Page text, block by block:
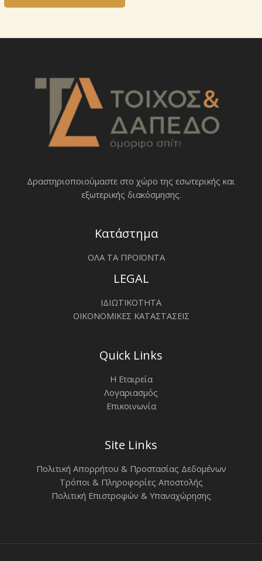
Δραστηριοποιoύμαστε στο χώρο της εσωτερικής και
εξωτερικής διακόσμησης.
Κατάστημα
ΟΛΑ ΤΑ ΠΡΟΪΟΝΤΑ
LEGAL
ΙΔΙΩΤΙΚΟΤΗΤΑ
ΟΙΚΟΝΟΜΙΚΕΣ ΚΑΤΑΣΤΑΣΕΙΣ
Quick Links
Η Εταιρεία
Λογαριασμός
Επικοινωνία
Site Links
Πολιτική Απορρήτου & Προστασίας Δεδομένων
Τρόποι & Πληροφορίες Αποστολής
Πολιτική Επιστροφών & Υπαναχώρησης